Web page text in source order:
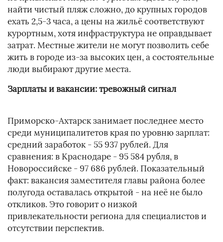
найти чистый пляж сложно, до крупных городов
ехать 2,5-3 часа, а цены на жильё соответствуют
курортным, хотя инфраструктура не оправдывает
затрат. Местные жители не могут позволить себе
жить в городе из-за высоких цен, а состоятельные
люди выбирают другие места.
Зарплаты и вакансии: тревожный сигнал
Приморско-Ахтарск занимает последнее место
среди муниципалитетов края по уровню зарплат:
средний заработок - 55 937 рублей. Для
сравнения: в Краснодаре - 95 584 рубля, в
Новороссийске - 97 686 рублей. Показательный
факт: вакансия заместителя главы района более
полугода оставалась открытой - на неё не было
откликов. Это говорит о низкой
привлекательности региона для специалистов и
отсутствии перспектив.